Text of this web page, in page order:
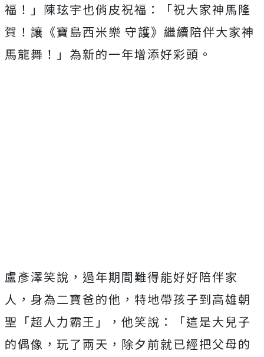
福！」陳玹宇也俏皮祝福：「祝大家神馬隆
賀！讓《寶島西米樂 守護》繼續陪伴大家神
馬龍舞！」為新的一年增添好彩頭。
盧彥澤笑說，過年期間難得能好好陪伴家
人，身為二寶爸的他， 特地帶孩子到高雄朝
聖「超人力霸王」，他笑說：「這是大兒子
的偶像，玩了兩天，除夕前就已經把父母的